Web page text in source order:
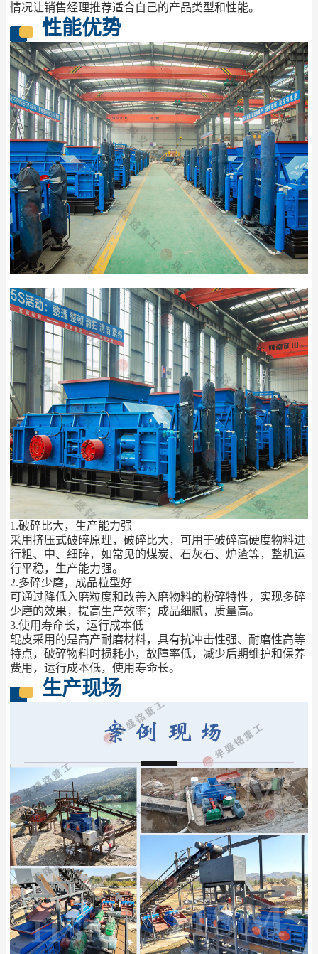
情况让销售经理推荐适合自己的产品类型和性能。
性能优势
1.破碎比大，生产能力强
采用挤压式破碎原理，破碎比大，可用于破碎高硬度物料进
行粗、中、细碎，如常见的煤炭、石灰石、炉渣等，整机运
行平稳，生产能力强。
2.多碎少磨，成品粒型好
可通过降低入磨粒度和改善入磨物料的粉碎特性，实现多碎
少磨的效果，提高生产效率；成品细腻，质量高。
3.使用寿命长，运行成本低
辊皮采用的是高产耐磨材料，具有抗冲击性强、耐磨性高等
特点，破碎物料时损耗小，故障率低，减少后期维护和保养
费用，运行成本低，使用寿命长。
生产现场